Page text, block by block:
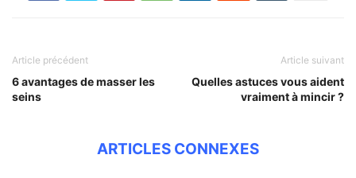
Article précédent
6 avantages de masser les
seins
Article suivant
Quelles astuces vous aident
vraiment à mincir ?
ARTICLES CONNEXES